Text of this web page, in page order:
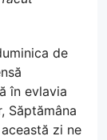
de
în evlavia
Săptămâna
zi ne